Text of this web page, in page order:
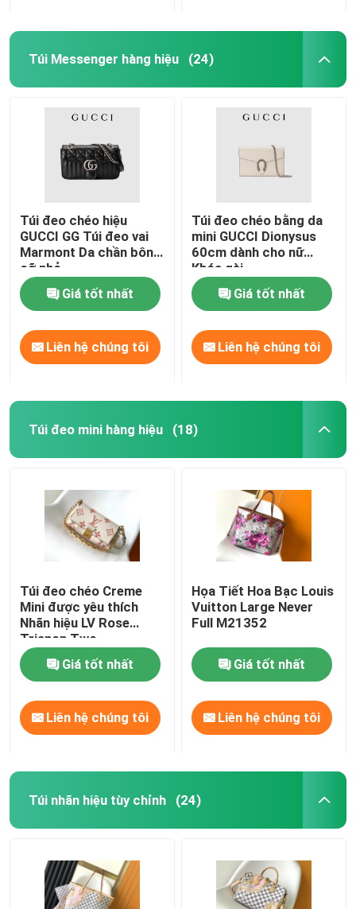
Túi Messenger hàng hiệu (24)
Túi đeo chéo hiệu
GUCCI GG Túi đeo vai
Marmont Da chần bông
cỡ nhỏ
Giá tốt nhất
Liên hệ chúng tôi
Túi đeo chéo bằng da
mini GUCCI Dionysus
60cm dành cho nữ
Khóa gài
Giá tốt nhất
Liên hệ chúng tôi
Túi đeo mini hàng hiệu (18)
Túi đeo chéo Creme
Mini được yêu thích
Nhãn hiệu LV Rose
Trianon Two
Monogram Empreinte
LeatherGiá tốt nhất
Liên hệ chúng tôi
Họa Tiết Hoa Bạc Louis
Vuitton Large Never
Full M21352
Giá tốt nhất
Liên hệ chúng tôi
Túi nhãn hiệu tùy chỉnh (24)